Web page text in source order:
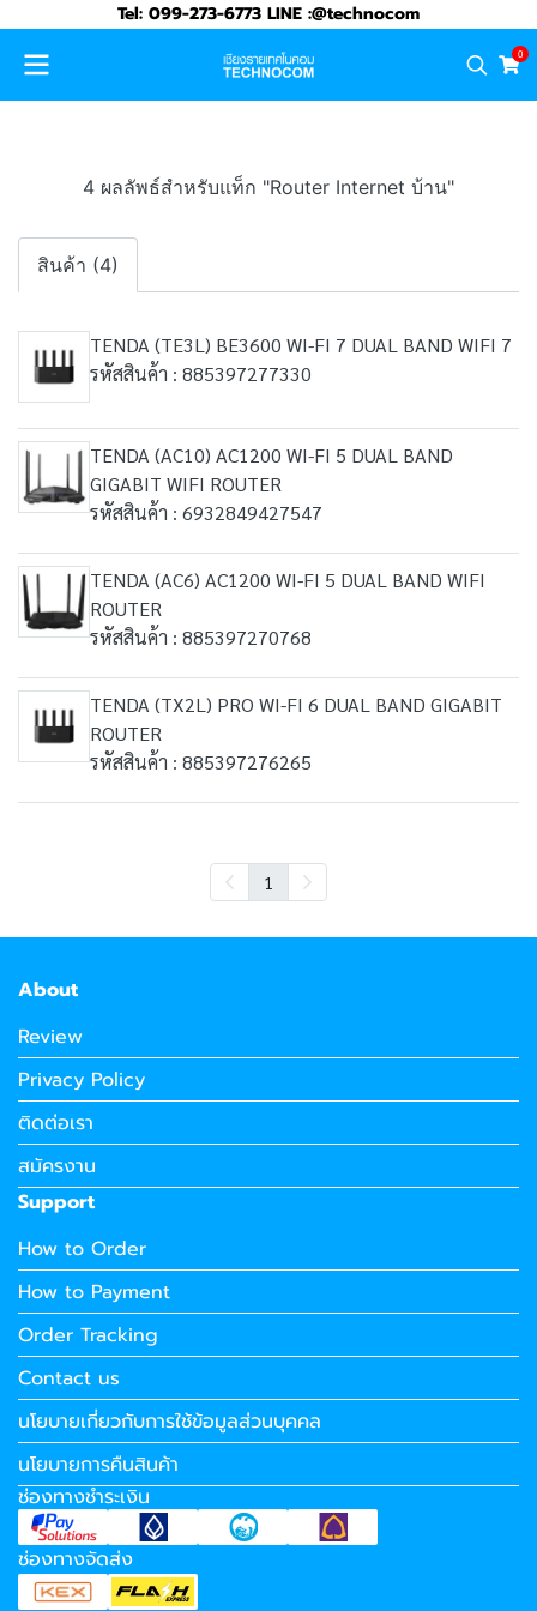
Tel: 099-273-6773 LINE :@technocom
0
4 ผลลัพธ์สำหรับแท็ก "Router Internet บ้าน"
สินค้า (4)
TENDA (TE3L) BE3600 WI-FI 7 DUAL BAND WIFI 7
รหัสสินค้า : 885397277330
TENDA (AC10) AC1200 WI-FI 5 DUAL BAND
GIGABIT WIFI ROUTER
รหัสสินค้า : 6932849427547
TENDA (AC6) AC1200 WI-FI 5 DUAL BAND WIFI
ROUTER
รหัสสินค้า : 885397270768
TENDA (TX2L) PRO WI-FI 6 DUAL BAND GIGABIT
ROUTER
รหัสสินค้า : 885397276265
1
About
Review
Privacy Policy
ติดต่อเรา
สมัครงาน
Support
How to Order
How to Payment
Order Tracking
Contact us
นโยบายเกี่ยวกับการใช้ข้อมูลส่วนบุคคล
นโยบายการคืนสินค้า
ช่องทางชำระเงิน
ช่องทางจัดส่ง